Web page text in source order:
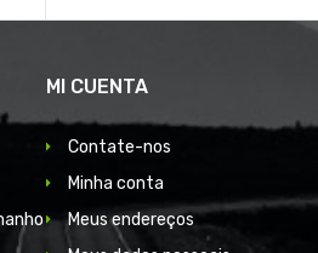
MI CUENTA
Contate-nos
Minha conta
Meus endereços